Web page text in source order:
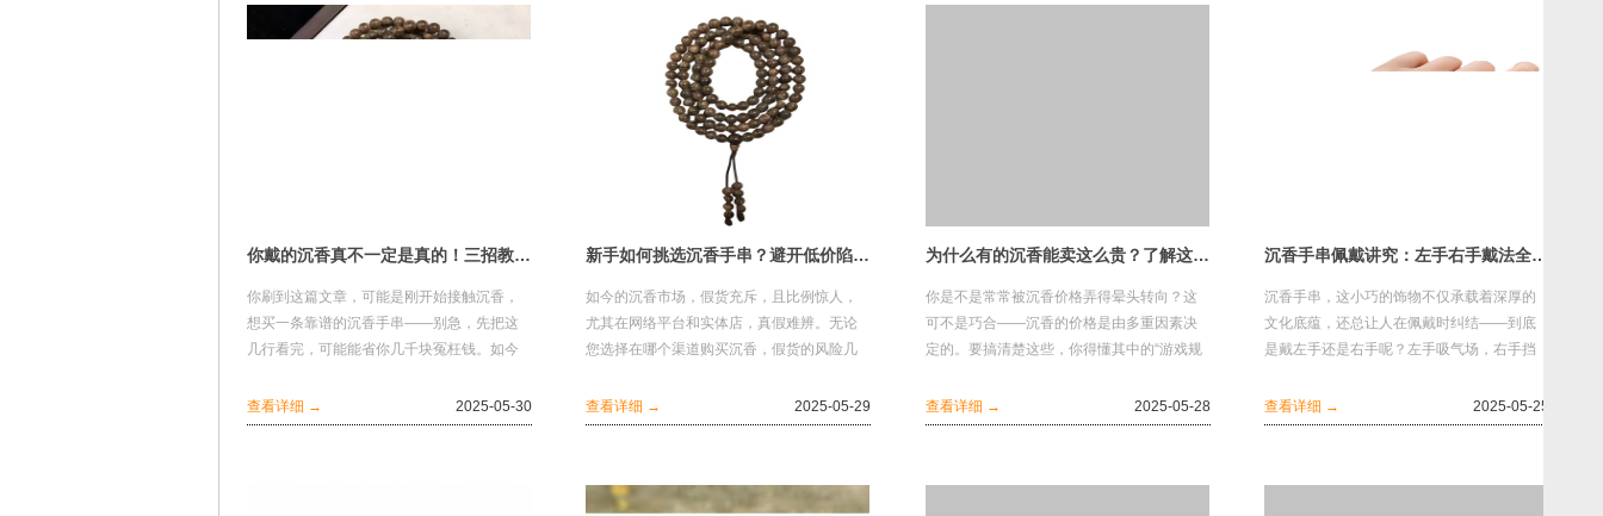
你戴的沉香真不一定是真的！三招教你辨别“美容香”！
你刷到这篇文章，可能是刚开始接触沉香，
想买一条靠谱的沉香手串——别急，先把这
几行看完，可能能省你几千块冤枉钱。如今
不夸张地...
查看详细 → 2025-05-30
新手如何挑选沉香手串？避开低价陷阱，理性选择好香！
如今的沉香市场，假货充斥，且比例惊人，
尤其在网络平台和实体店，真假难辨。无论
您选择在哪个渠道购买沉香，假货的风险几
观，但仍...
查看详细 → 2025-05-29
为什么有的沉香能卖这么贵？了解这四个核心因素！
你是不是常常被沉香价格弄得晕头转向？这
可不是巧合——沉香的价格是由多重因素决
定的。要搞清楚这些，你得懂其中的“游戏规
大...
查看详细 → 2025-05-28
沉香手串佩戴讲究：左手右手戴法全解，避坑+建议全都有
沉香手串，这小巧的饰物不仅承载着深厚的
文化底蕴，还总让人在佩戴时纠结——到底
是戴左手还是右手呢？左手吸气场，右手挡
手，关键...
查看详细 → 2025-05-25